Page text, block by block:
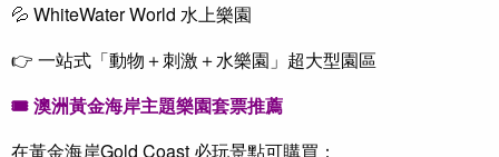
💦 WhiteWater World 水上樂園
👉 一站式「動物＋刺激＋水樂園」超大型園區
🎟澳洲黃金海岸主題樂園套票推薦
在黃金海岸Gold Coast 必玩景點可購買：